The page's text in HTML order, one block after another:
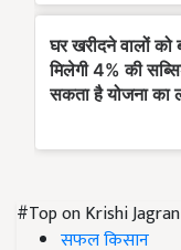
#Top on Krishi Jagran
सफल किसान